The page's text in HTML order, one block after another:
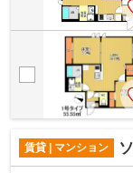
賃貸 | マンション